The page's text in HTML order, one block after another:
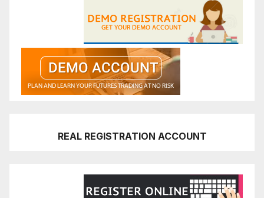
REAL REGISTRATION ACCOUNT